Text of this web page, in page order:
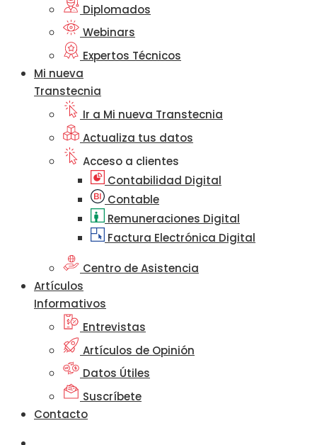
Diplomados
Webinars
Expertos Técnicos
Mi nueva
Transtecnia
Ir a Mi nueva Transtecnia
Actualiza tus datos
Acceso a clientes
Contabilidad Digital
Contable
Remuneraciones Digital
Factura Electrónica Digital
Centro de Asistencia
Artículos
Informativos
Entrevistas
Artículos de Opinión
Datos Útiles
Suscríbete
Contacto